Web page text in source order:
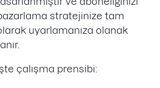
stratejinize tam
uyarlamanıza olanak
çalışma prensibi: